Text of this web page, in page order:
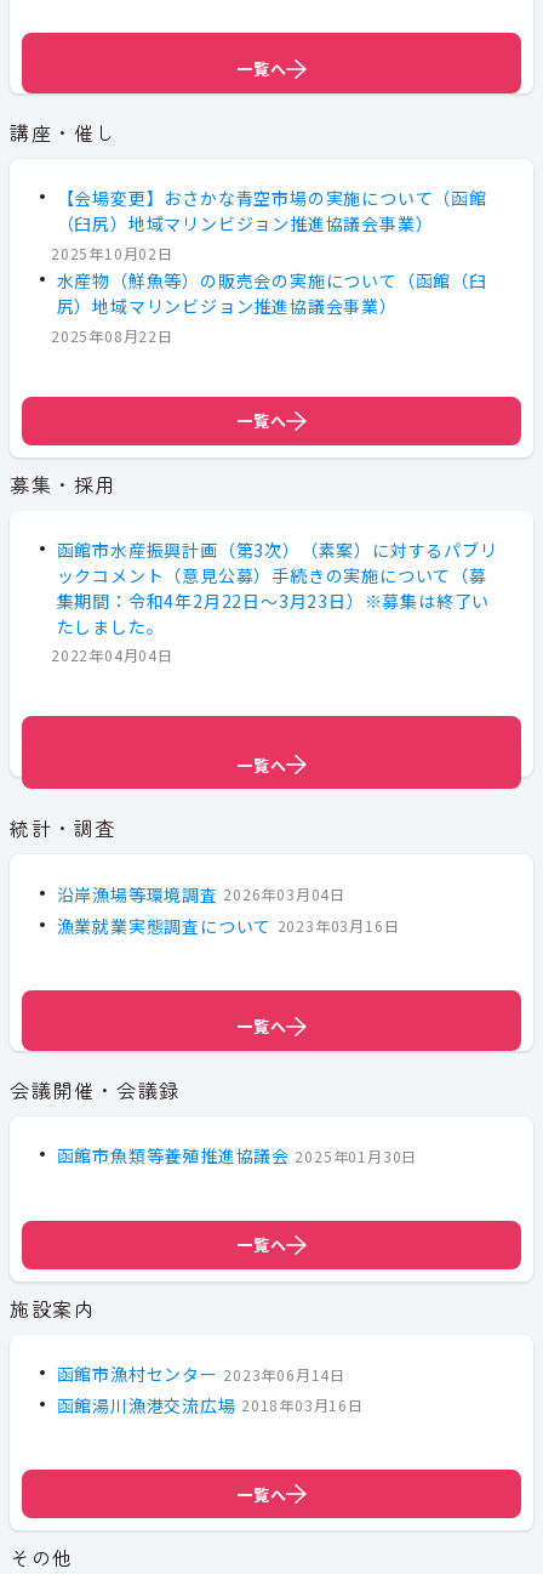
一覧へ
一覧へ
講座・催し
【会場変更】おさかな青空市場の実施について（函館
（臼尻）地域マリンビジョン推進協議会事業）
2025年10月02日
水産物（鮮魚等）の販売会の実施について（函館（臼
尻）地域マリンビジョン推進協議会事業）
2025年08月22日
一覧へ
募集・採用
函館市水産振興計画（第3次）（素案）に対するパブリ
ックコメント（意見公募）手続きの実施について（募
集期間：令和4年2月22日～3月23日）※募集は終了い
たしました。
2022年04月04日
一覧へ
一覧へ
統計・調査
沿岸漁場等環境調査 2026年03月04日
漁業就業実態調査について 2023年03月16日
一覧へ
一覧へ
会議開催・会議録
函館市魚類等養殖推進協議会 2025年01月30日
一覧へ
施設案内
函館市漁村センター 2023年06月14日
函館湯川漁港交流広場 2018年03月16日
一覧へ
その他